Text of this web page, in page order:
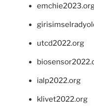
utcd2022.org
ialp2022.org
klivet2022.org